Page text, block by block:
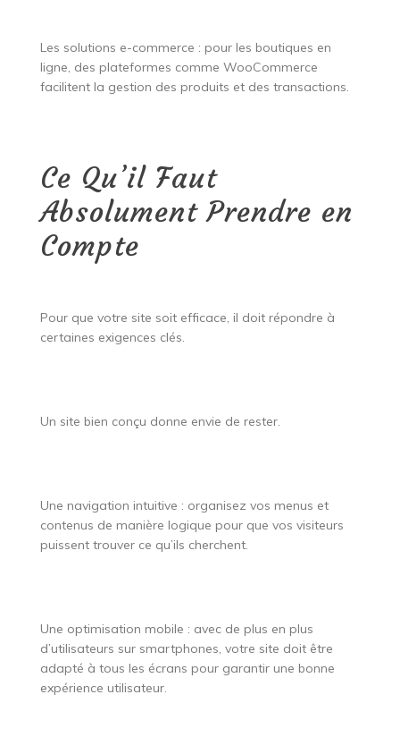
Les solutions e-commerce : pour les boutiques en
ligne, des plateformes comme WooCommerce
facilitent la gestion des produits et des transactions.
Ce Qu’il Faut
Absolument Prendre en
Compte
Pour que votre site soit efficace, il doit répondre à
certaines exigences clés.
Un site bien conçu donne envie de rester.
Une navigation intuitive : organisez vos menus et
contenus de manière logique pour que vos visiteurs
puissent trouver ce qu’ils cherchent.
Une optimisation mobile : avec de plus en plus
d’utilisateurs sur smartphones, votre site doit être
adapté à tous les écrans pour garantir une bonne
expérience utilisateur.